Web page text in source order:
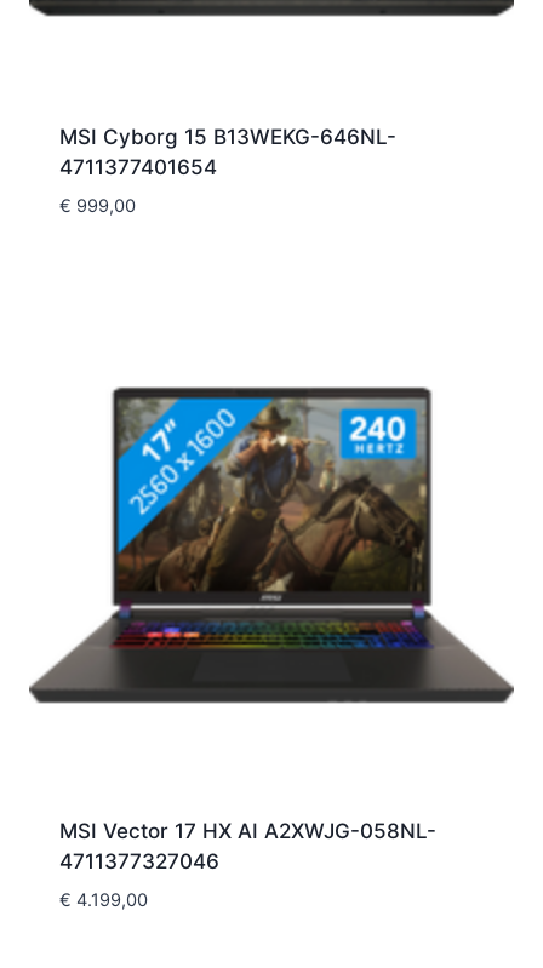
MSI Cyborg 15 B13WEKG-646NL-
4711377401654
€ 999,00
MSI Vector 17 HX AI A2XWJG-058NL-
4711377327046
€ 4.199,00